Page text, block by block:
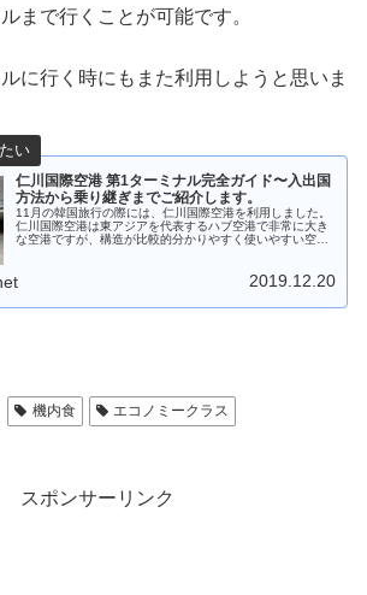
まで行くことが可能です。
に行く時にもまた利用しようと思いま
仁川国際空港 第1ターミナル完全ガイド〜入出国
方法から乗り継ぎまでご紹介します。
11月の韓国旅行の際には、仁川国際空港を利用しました。
仁川国際空港は東アジアを代表するハブ空港で非常に大き
な空港ですが、構造が比較的分かりやすく使いやすい空港
完全ガイドをお届けします。
2019.12.20
機内食
エコノミークラス
スポンサーリンク